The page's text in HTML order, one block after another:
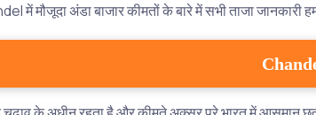
में मौजूदा अंडा बाजार कीमतों के बारे में सभी ताजा जानकारी